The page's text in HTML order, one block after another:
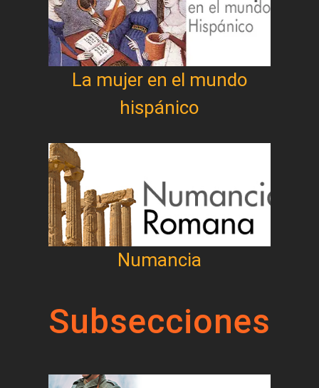
La mujer en el mundo
hispánico
Numancia
Subsecciones